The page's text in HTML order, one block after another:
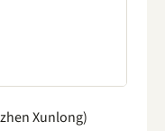
Xunlong)